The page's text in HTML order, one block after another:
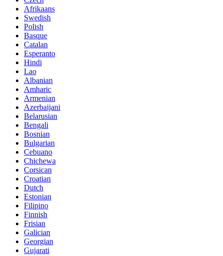
Afrikaans
Swedish
Polish
Basque
Catalan
Esperanto
Hindi
Lao
Albanian
Amharic
Armenian
Azerbaijani
Belarusian
Bengali
Bosnian
Bulgarian
Cebuano
Chichewa
Corsican
Croatian
Dutch
Estonian
Filipino
Finnish
Frisian
Galician
Georgian
Gujarati